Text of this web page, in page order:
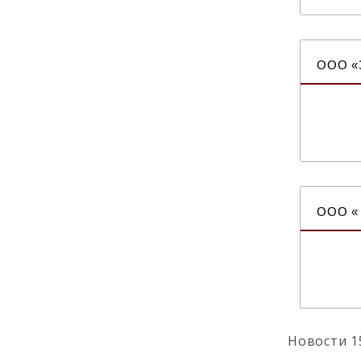
ООО
ООО «
Новости